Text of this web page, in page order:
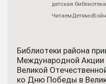
детская библиотека
Библиотеки района
Международной
Великой
ко Дню Победы в